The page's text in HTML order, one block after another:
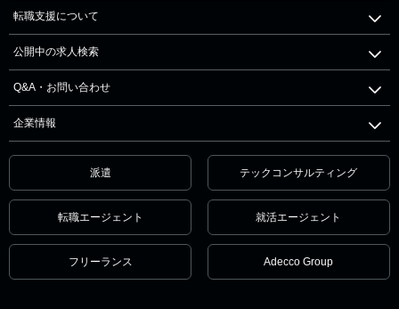
転職支援について
公開中の求人検索
Q&A・お問い合わせ
企業情報
派遣 テックコンサルティング
転職エージェント 就活エージェント
フリーランス Adecco Group